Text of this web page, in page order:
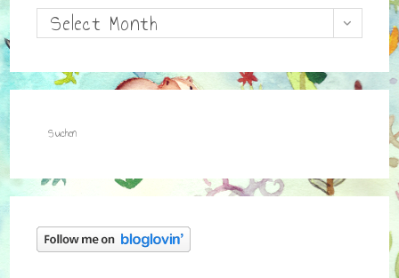
ArchivSelect Month